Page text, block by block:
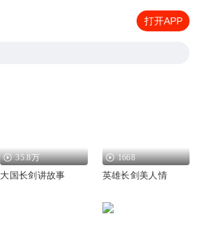
打开APP
35.8万
大国长剑讲故事
1668
英雄长剑美人情